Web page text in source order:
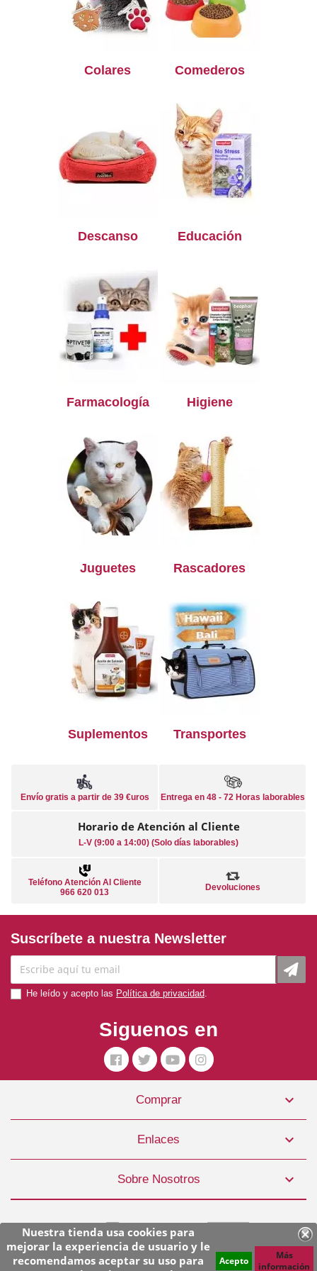
Nuestra tienda usa cookies para
mejorar la experiencia de usuario y le
recomendamos aceptar su uso para
Acepto
Más
información
Colares Comederos
Descanso Educación
Farmacología Higiene
Juguetes Rascadores
Suplementos Transportes
Envío gratis a partir de 39 €uros Entrega en 48 - 72 Horas laborables
Horario de Atención al Cliente
L-V (9:00 a 14:00) (Solo días laborables)
Teléfono Atención Al Cliente
966 620 013
Devoluciones
Suscríbete a nuestra Newsletter
He leído y acepto las Política de privacidad
Siguenos en
Comprar 
Enlaces 
Sobre Nosotros 